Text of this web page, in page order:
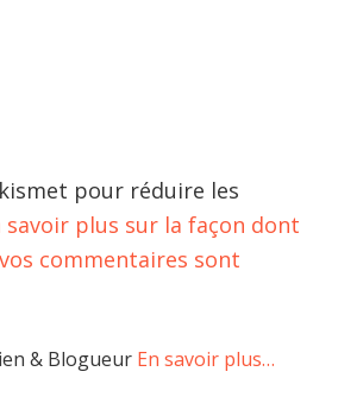
pour réduire les
savoir plus sur la façon dont
commentaires sont
& Blogueur En savoir plus…